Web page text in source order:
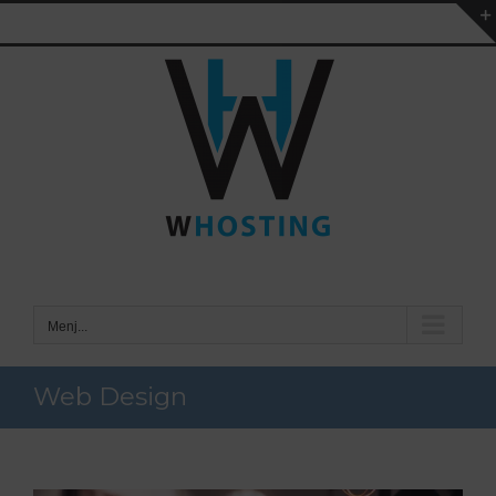
Menj...
Web Design